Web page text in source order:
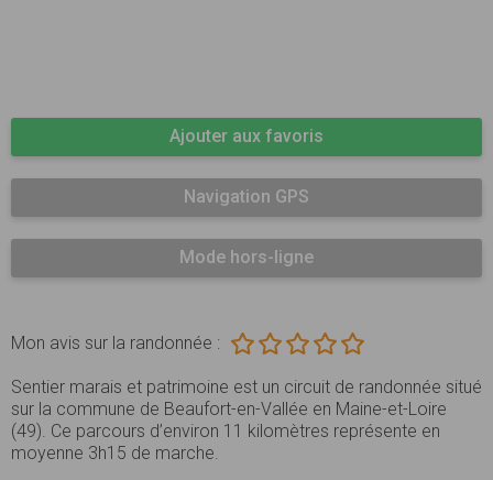
Ajouter aux favoris
Navigation GPS
Mode hors-ligne
Mon avis sur la randonnée :
Sentier marais et patrimoine est un circuit de randonnée situé
sur la commune de Beaufort-en-Vallée en Maine-et-Loire
(49). Ce parcours d’environ 11 kilomètres représente en
moyenne 3h15 de marche.